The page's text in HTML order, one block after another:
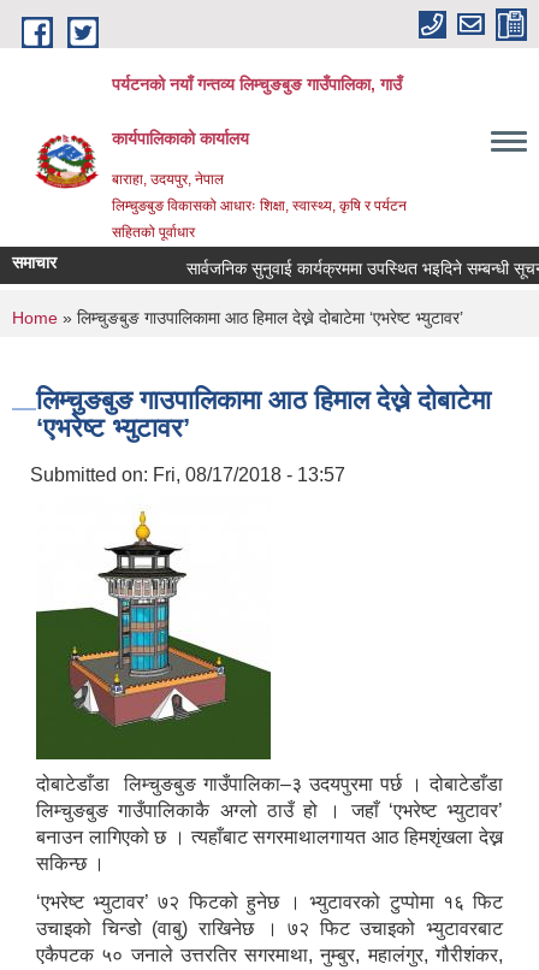
Skip to main content
पर्यटनको नयाँ गन्तव्य लिम्चुङबुङ गाउँपालिका, गाउँ
कार्यपालिकाको कार्यालय
बाराहा, उदयपुर, नेपाल
लिम्चुङबुङ विकासको आधारः शिक्षा, स्वास्थ्य, कृषि र पर्यटन
सहितको पूर्वाधार
समाचार सार्वजनिक सुनुवाई कार्यक्रममा उपस्थित भइदिने सम्बन्धी सूचना
You are here
Home » लिम्चुङबुङ गाउपालिकामा आठ हिमाल देख्ने दोबाटेमा ‘एभरेष्ट भ्युटावर’
लिम्चुङबुङ गाउपालिकामा आठ हिमाल देख्ने दोबाटेमा
‘एभरेष्ट भ्युटावर’
Submitted on: Fri, 08/17/2018 - 13:57
दोबाटेडाँडा लिम्चुङबुङ गाउँपालिका–३ उदयपुरमा पर्छ । दोबाटेडाँडा
लिम्चुङबुङ गाउँपालिकाकै अग्लो ठाउँ हो । जहाँ ‘एभरेष्ट भ्युटावर’
बनाउन लागिएको छ । त्यहाँबाट सगरमाथालगायत आठ हिमशृंखला देख्न
सकिन्छ ।
‘एभरेष्ट भ्युटावर’ ७२ फिटको हुनेछ । भ्युटावरको टुप्पोमा १६ फिट
उचाइको चिन्डो (वाबु) राखिनेछ । ७२ फिट उचाइको भ्युटावरबाट
एकैपटक ५० जनाले उत्तरतिर सगरमाथा, नुम्बुर, महालंगुर, गौरीशंकर,